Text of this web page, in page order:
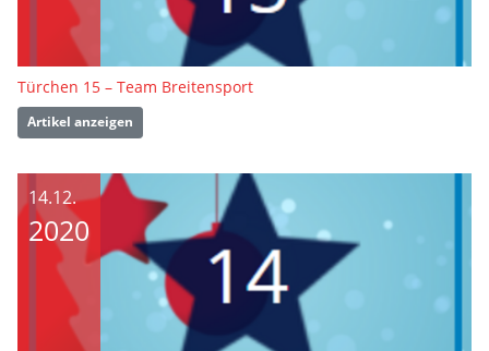
Türchen 15 – Team Breitensport
Artikel anzeigen
14.12.
2020